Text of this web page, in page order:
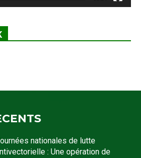
nationales de lutte
: Une opération de